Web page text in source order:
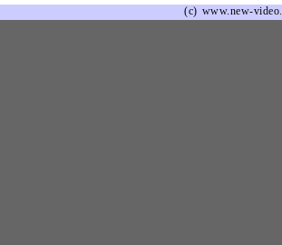
(c) www.new-